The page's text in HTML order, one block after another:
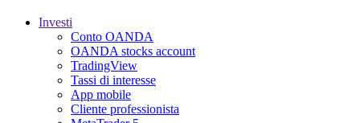
Investi
Conto OANDA
OANDA stocks account
TradingView
Tassi di interesse
App mobile
Cliente professionista